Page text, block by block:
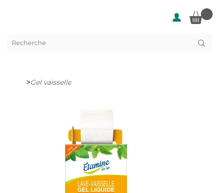
>Gel vaisselle